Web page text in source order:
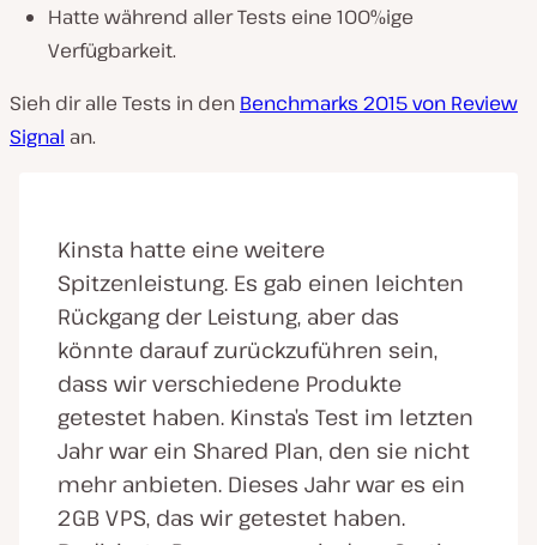
Hatte während aller Tests eine 100%ige
Verfügbarkeit.
Sieh dir alle Tests in den Benchmarks 2015 von Review
Signal an.
Kinsta hatte eine weitere
Spitzenleistung. Es gab einen leichten
Rückgang der Leistung, aber das
könnte darauf zurückzuführen sein,
dass wir verschiedene Produkte
getestet haben. Kinsta’s Test im letzten
Jahr war ein Shared Plan, den sie nicht
mehr anbieten. Dieses Jahr war es ein
2GB VPS, das wir getestet haben.